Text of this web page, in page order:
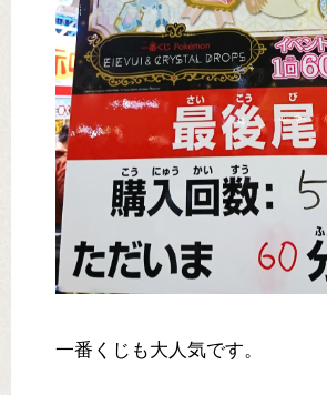
一番くじも大人気です。